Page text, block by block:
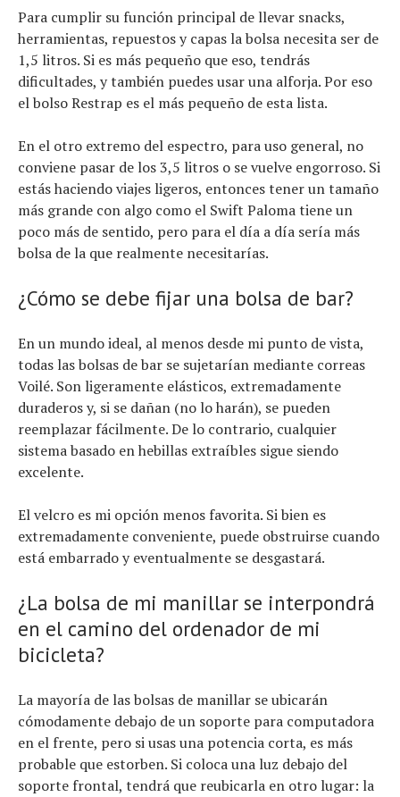
Para cumplir su función principal de llevar snacks,
herramientas, repuestos y capas la bolsa necesita ser de
1,5 litros. Si es más pequeño que eso, tendrás
dificultades, y también puedes usar una alforja. Por eso
el bolso Restrap es el más pequeño de esta lista.
En el otro extremo del espectro, para uso general, no
conviene pasar de los 3,5 litros o se vuelve engorroso. Si
estás haciendo viajes ligeros, entonces tener un tamaño
más grande con algo como el Swift Paloma tiene un
poco más de sentido, pero para el día a día sería más
bolsa de la que realmente necesitarías.
¿Cómo se debe fijar una bolsa de bar?
En un mundo ideal, al menos desde mi punto de vista,
todas las bolsas de bar se sujetarían mediante correas
Voilé. Son ligeramente elásticos, extremadamente
duraderos y, si se dañan (no lo harán), se pueden
reemplazar fácilmente. De lo contrario, cualquier
sistema basado en hebillas extraíbles sigue siendo
excelente.
El velcro es mi opción menos favorita. Si bien es
extremadamente conveniente, puede obstruirse cuando
está embarrado y eventualmente se desgastará.
¿La bolsa de mi manillar se interpondrá
en el camino del ordenador de mi
bicicleta?
La mayoría de las bolsas de manillar se ubicarán
cómodamente debajo de un soporte para computadora
en el frente, pero si usas una potencia corta, es más
probable que estorben. Si coloca una luz debajo del
soporte frontal, tendrá que reubicarla en otro lugar: la